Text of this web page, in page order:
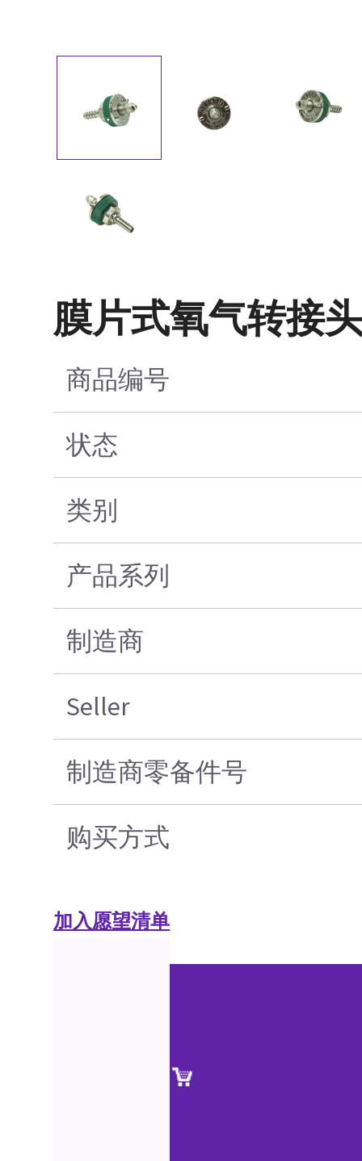
膜片式氧气转接
商品编号
状态
类别
产品系列
制造商
Seller
制造商零备件号
购买方式
加入愿望清单